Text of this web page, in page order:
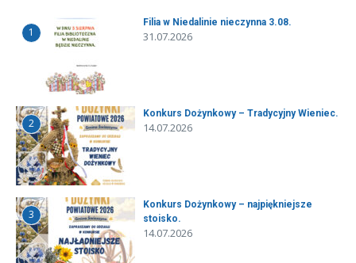
1
Filia w Niedalinie nieczynna 3.08.
31.07.2026
2
Konkurs Dożynkowy – Tradycyjny Wieniec.
14.07.2026
3
Konkurs Dożynkowy – najpiękniejsze
stoisko.
14.07.2026